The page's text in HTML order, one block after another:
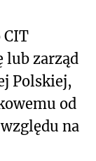
CIT
lub zarząd
Polskiej,
od
na